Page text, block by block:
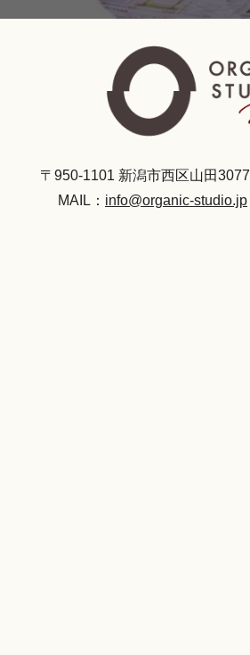
〒950-1101 新潟市西区山田3077
MAIL： info@organic-studio.jp